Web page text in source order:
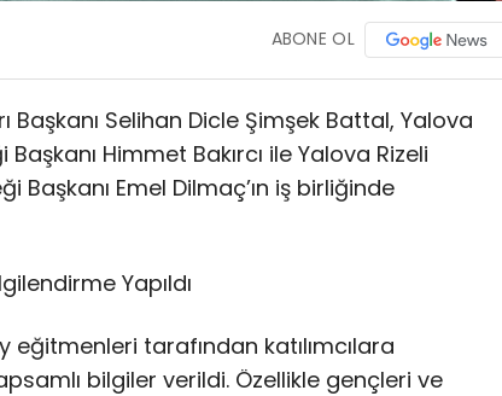
ABONE OL
Başkanı Selihan Dicle Şimşek Battal, Yalova
Himmet Bakırcı ile Yalova Rizeli
Başkanı Emel Dilmaç’ın iş birliğinde
Yapıldı
eğitmenleri tarafından katılımcılara
bilgiler verildi. Özellikle gençleri ve